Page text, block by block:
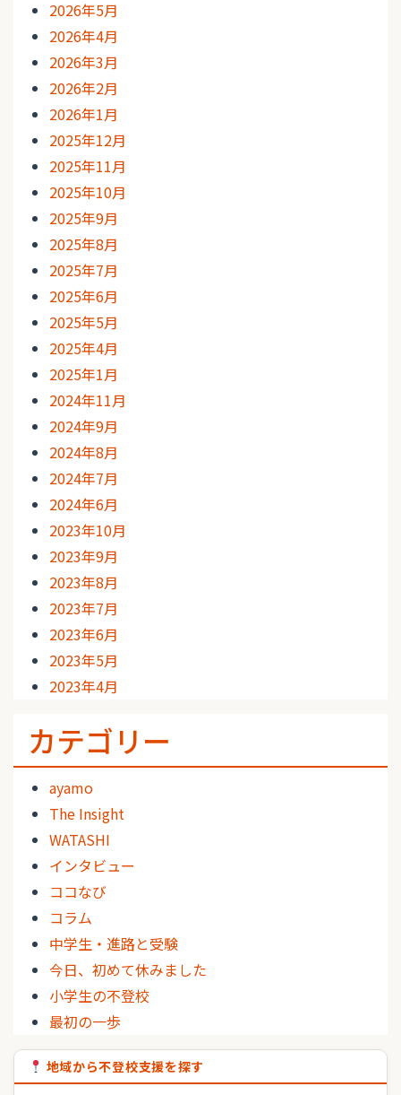
2026年5月
2026年4月
2026年3月
2026年2月
2026年1月
2025年12月
2025年11月
2025年10月
2025年9月
2025年8月
2025年7月
2025年6月
2025年5月
2025年4月
2025年1月
2024年11月
2024年9月
2024年8月
2024年7月
2024年6月
2023年10月
2023年9月
2023年8月
2023年7月
2023年6月
2023年5月
2023年4月
カテゴリー
ayamo
The Insight
WATASHI
インタビュー
ココなび
コラム
中学生・進路と受験
今日、初めて休みました
小学生の不登校
最初の一歩
地域から不登校支援を探す